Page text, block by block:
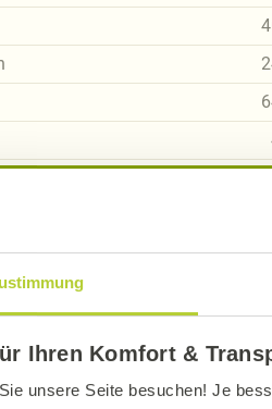
Ihren Komfort &
unsere Seite besuchen! Je